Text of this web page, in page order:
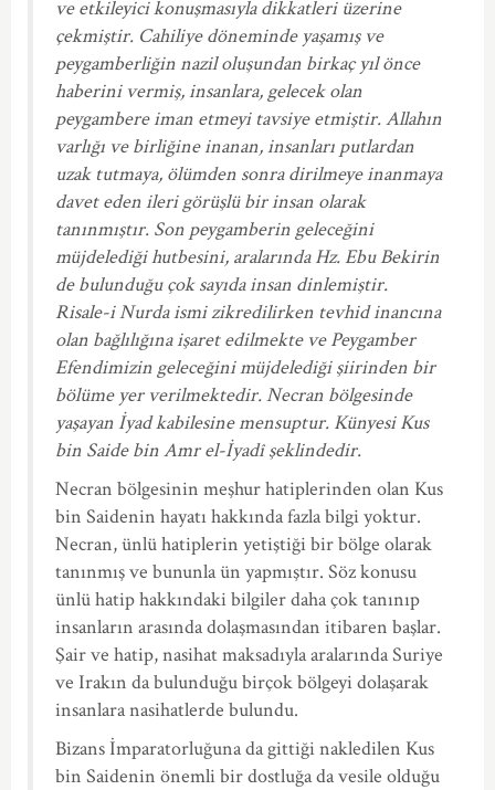
ve etkileyici konuşmasıyla dikkatleri üzerine
çekmiştir. Cahiliye döneminde yaşamış ve
peygamberliğin nazil oluşundan birkaç yıl önce
haberini vermiş, insanlara, gelecek olan
peygambere iman etmeyi tavsiye etmiştir. Allahın
varlığı ve birliğine inanan, insanları putlardan
uzak tutmaya, ölümden sonra dirilmeye inanmaya
davet eden ileri görüşlü bir insan olarak
tanınmıştır. Son peygamberin geleceğini
müjdelediği hutbesini, aralarında Hz. Ebu Bekirin
de bulunduğu çok sayıda insan dinlemiştir.
Risale-i Nurda ismi zikredilirken tevhid inancına
olan bağlılığına işaret edilmekte ve Peygamber
Efendimizin geleceğini müjdelediği şiirinden bir
bölüme yer verilmektedir. Necran bölgesinde
yaşayan İyad kabilesine mensuptur. Künyesi Kus
bin Saide bin Amr el-İyadî şeklindedir.
Necran bölgesinin meşhur hatiplerinden olan Kus
bin Saidenin hayatı hakkında fazla bilgi yoktur.
Necran, ünlü hatiplerin yetiştiği bir bölge olarak
tanınmış ve bununla ün yapmıştır. Söz konusu
ünlü hatip hakkındaki bilgiler daha çok tanınıp
insanların arasında dolaşmasından itibaren başlar.
Şair ve hatip, nasihat maksadıyla aralarında Suriye
ve Irakın da bulunduğu birçok bölgeyi dolaşarak
insanlara nasihatlerde bulundu.
Bizans İmparatorluğuna da gittiği nakledilen Kus
bin Saidenin önemli bir dostluğa da vesile olduğu